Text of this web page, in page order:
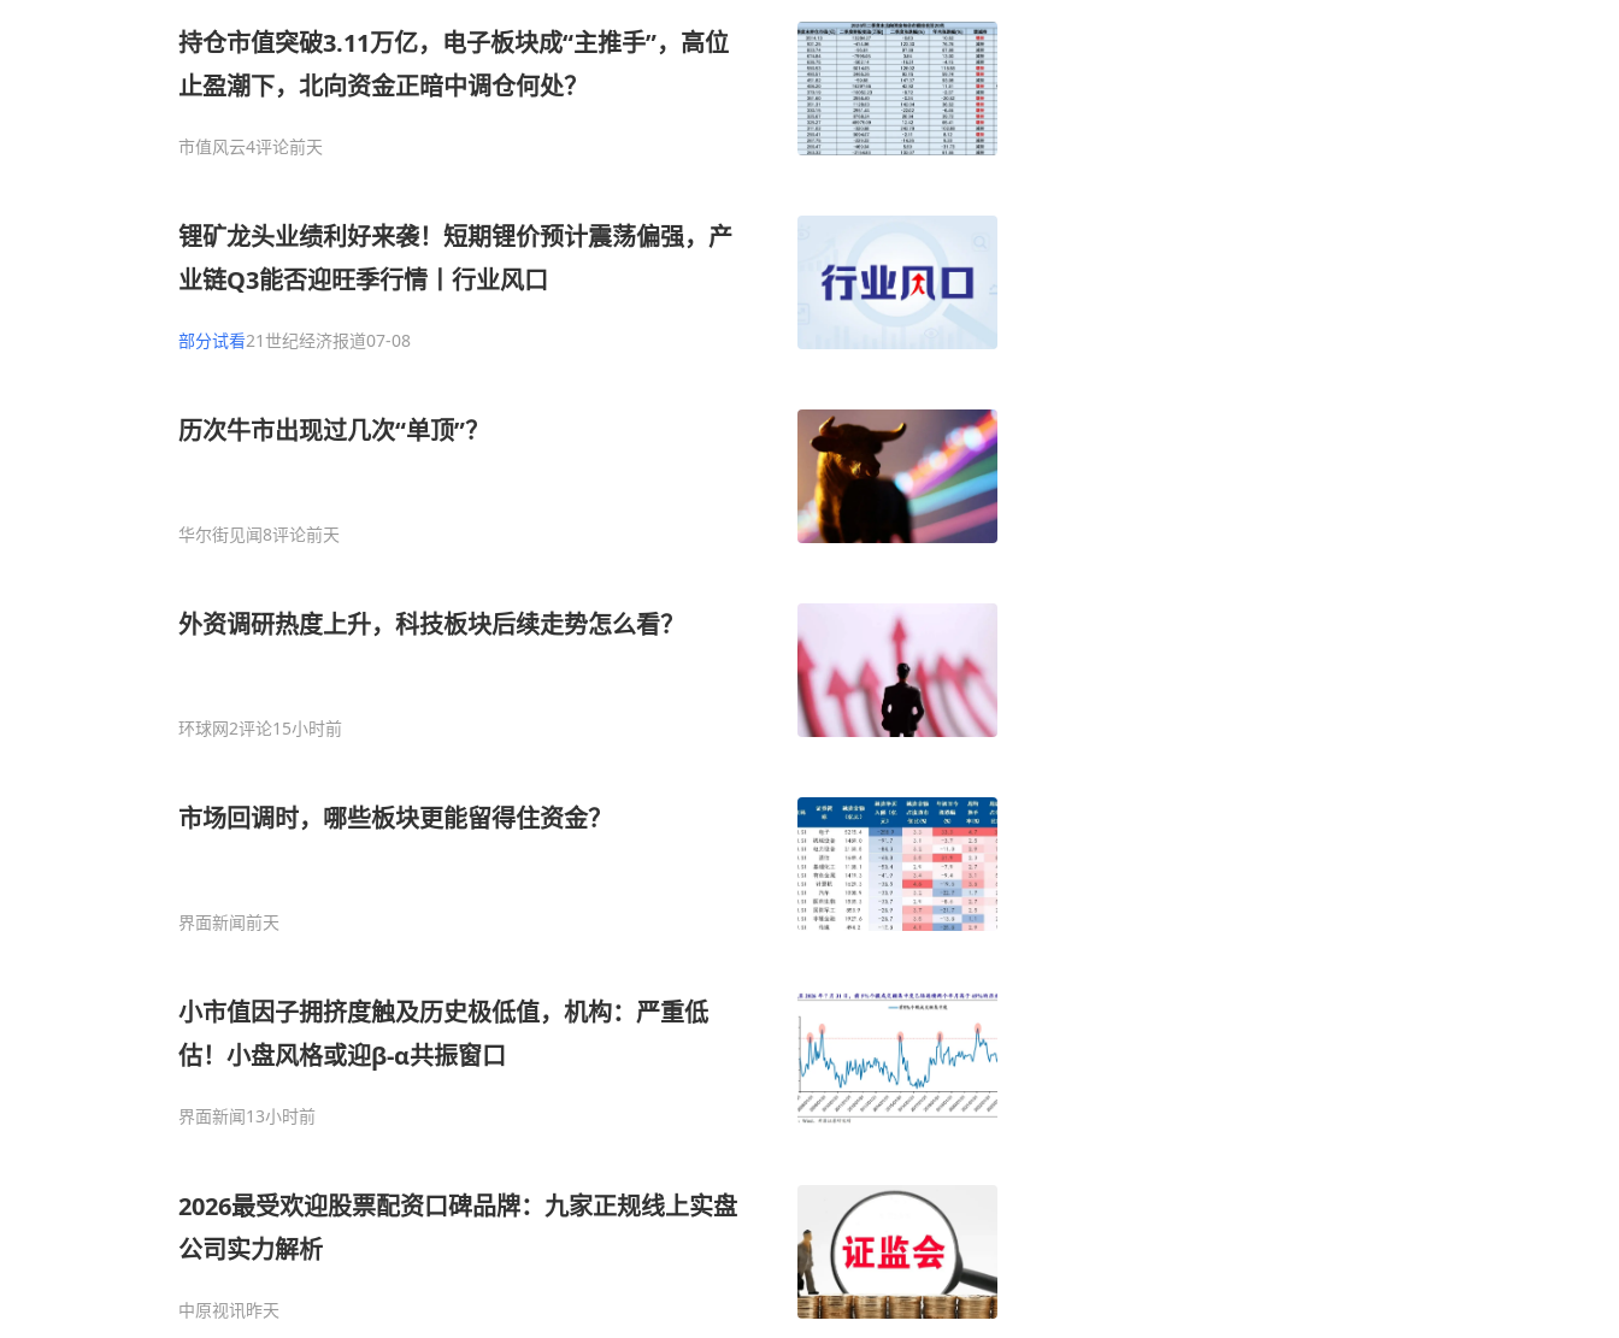
持仓市值突破3.11万亿，电子板块成“主推手”，高位
止盈潮下，北向资金正暗中调仓何处？
市值风云4评论前天
锂矿龙头业绩利好来袭！短期锂价预计震荡偏强，产
业链Q3能否迎旺季行情丨行业风口
部分试看21世纪经济报道07-08
历次牛市出现过几次“单顶”？
华尔街见闻8评论前天
外资调研热度上升，科技板块后续走势怎么看？
环球网2评论15小时前
市场回调时，哪些板块更能留得住资金？
界面新闻前天
小市值因子拥挤度触及历史极低值，机构：严重低
估！小盘风格或迎β-α共振窗口
界面新闻13小时前
2026最受欢迎股票配资口碑品牌：九家正规线上实盘
公司实力解析
中原视讯昨天